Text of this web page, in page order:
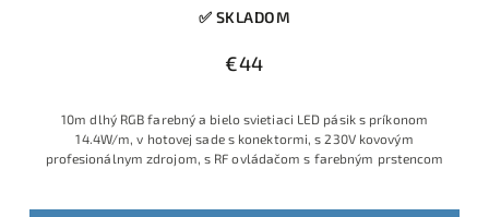
✅ SKLADOM
€44
10m dlhý RGB farebný a bielo svietiaci LED pásik s príkonom
14.4W/m, v hotovej sade s konektormi, s 230V kovovým
profesionálnym zdrojom, s RF ovládačom s farebným prstencom